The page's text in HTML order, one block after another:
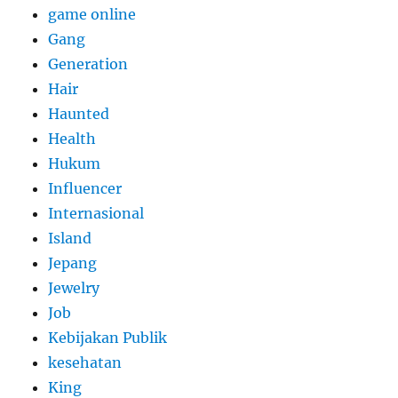
game online
Gang
Generation
Hair
Haunted
Health
Hukum
Influencer
Internasional
Island
Jepang
Jewelry
Job
Kebijakan Publik
kesehatan
King